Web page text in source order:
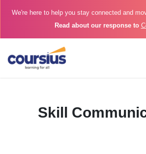
We're here to help you stay connected and
Read about our response to
Skill